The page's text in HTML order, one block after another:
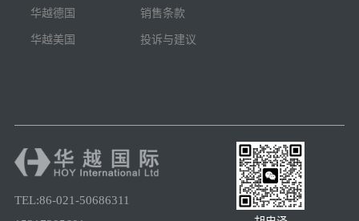
华越德国
华越美国
销售条款
投诉与建议
TEL:86-021-50686311